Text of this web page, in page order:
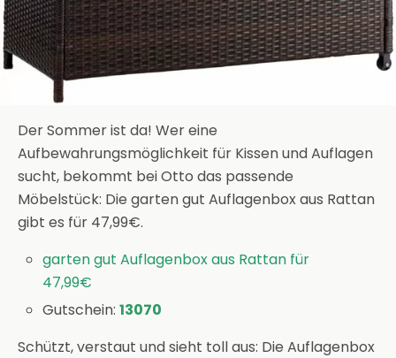
Der Sommer ist da! Wer eine
Aufbewahrungsmöglichkeit für Kissen und Auflagen
sucht, bekommt bei Otto das passende
Möbelstück: Die garten gut Auflagenbox aus Rattan
gibt es für 47,99€.
garten gut Auflagenbox aus Rattan für
47,99€
Gutschein:13070
Schützt, verstaut und sieht toll aus: Die Auflagenbox